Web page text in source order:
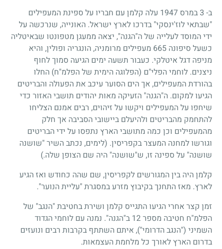
ב- 3 במרס 1947 עלה קלמן עם חבריו על ספינת המעפילים
"שבתאי לוז'ינסקי" בדרכו לארץ ישראל. האונייה, שנרכשה על
ידי המוסד לעלייה של ה"הגנה", יצאה ממעגן מטפונטו שבאיטליה
כשעל סיפונה 665 מעפילים מרומניה, הונגריה ופולין, והיא
מניפה דגל איטלקי. כעבור תשעה ימים הגיעה סמוך לחוף
ניצנים. לוחמי הפלי"ם (הפלוגה הימית של הפלמ"ח) החלו
בהורדת המעפילים, אך הים הסוער עיכב את הפעולה והבריטים
הגיעו למקום. ה"הגנה" הזעיקה מאות יהודים תושבי האזור כדי
שיחפו על המעפילים ויקשו על זיהוים, רבים אמנם הצליחו
להתחמק מהבריטים ולהיעלם ביישובי הסביבה אך חלק
מהמעפילים וכן כמה מתושבי הארץ נתפסו על ידי הבריטים
וגורשו למחנה המעצר בקפריסין. (לימים, נכתב השיר "שושנה
שושנה" על ספינה זו, ש"שושנה" היה שם הצופן שלה.)
קלמן היה בין המגורשים לקפריסין, שם שהה כחודש ואז הגיע
לארץ. מאז התחנך בקיבוץ מזרע במסגרת "עליית הנוער".
זמן קצר אחרי הגיעו התגייס קלמן ושירת בחטיבת "הנגב" של
הפלמ"ח חטיבה מספר 12 ב"הגנה". נמנה עם לוחמי הגדוד
השמיני ("הנגב הדרומי"), איתם השתתף בקרבות רבים ונועזים
בדרום הארץ לאורך כל מלחמת העצמאות.